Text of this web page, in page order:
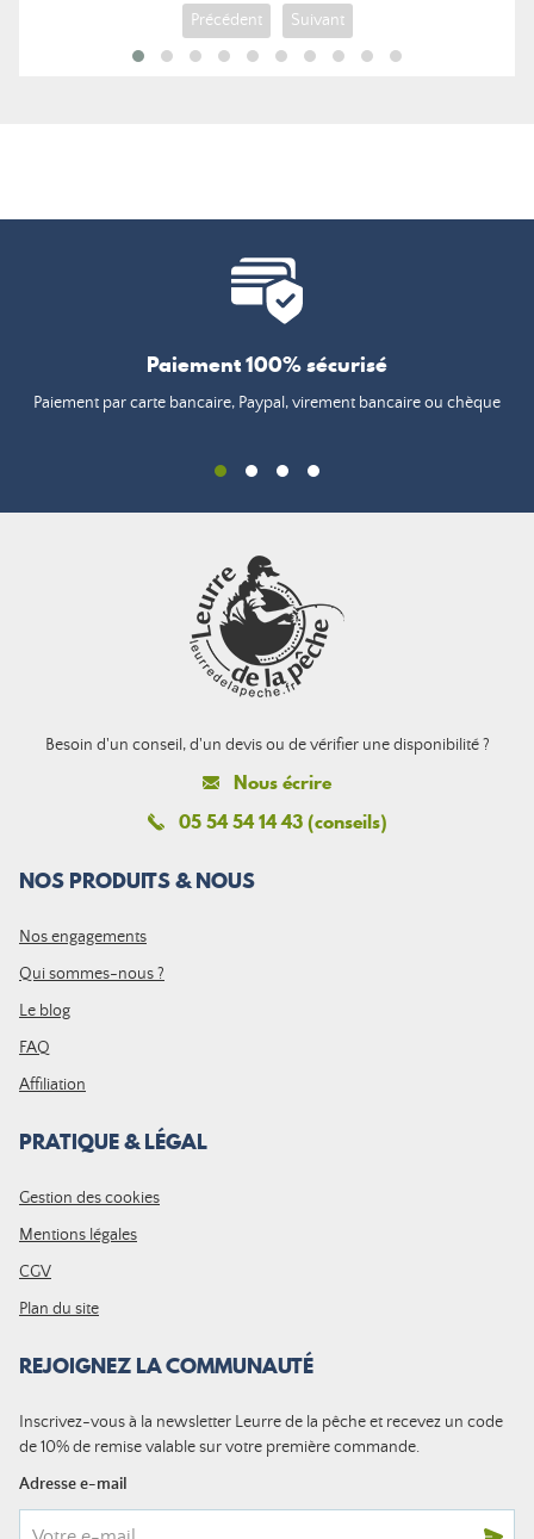
Précédent Suivant
Paiement 100% sécurisé
Paiement par carte bancaire, Paypal, virement bancaire ou chèque
Besoin d'un conseil, d'un devis ou de vérifier une disponibilité ?
Nous écrire
05 54 54 14 43 (conseils)
NOS PRODUITS & NOUS
Nos engagements
Qui sommes-nous ?
Le blog
FAQ
Affiliation
PRATIQUE & LÉGAL
Gestion des cookies
Mentions légales
CGV
Plan du site
REJOIGNEZ LA COMMUNAUTÉ
Inscrivez-vous à la newsletter Leurre de la pêche et recevez un code
de 10% de remise valable sur votre première commande.
Adresse e-mail